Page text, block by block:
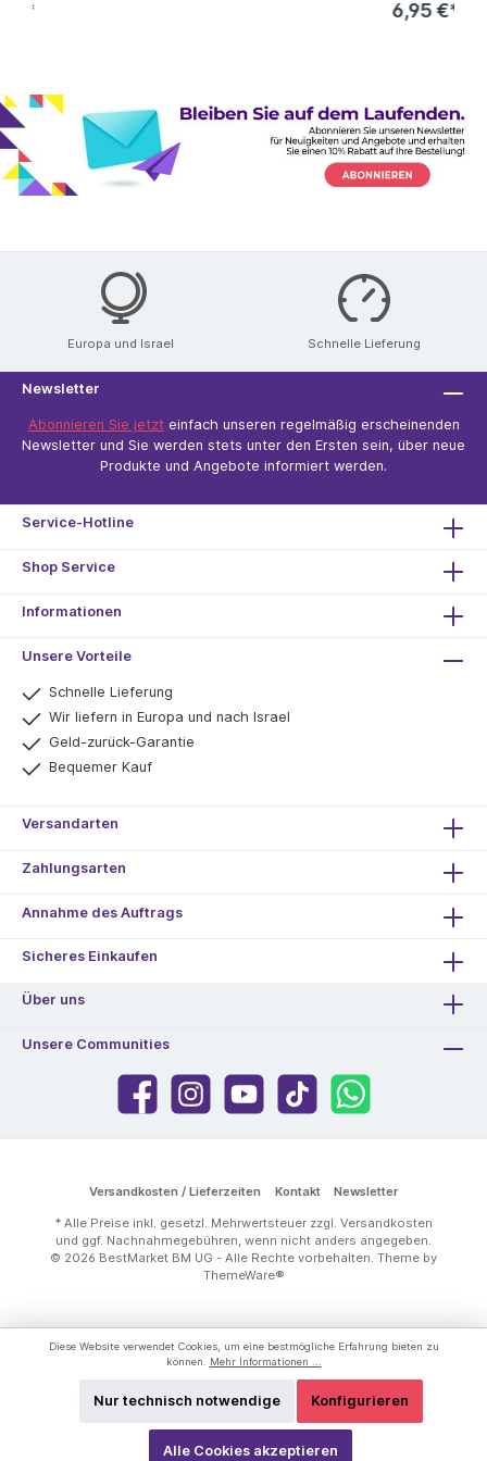
Europa und Israel Schnelle Lieferung
Newsletter
Abonnieren Sie jetzteinfach unseren regelmäßig erscheinenden
Newsletter und Sie werden stets unter den Ersten sein, über neue
Produkte und Angebote informiert werden.
Service-Hotline
Shop Service
Informationen
Unsere Vorteile
Schnelle Lieferung
Wir liefern in Europa und nach Israel
Geld-zurück-Garantie
Bequemer Kauf
Versandarten
Zahlungsarten
Annahme des Auftrags
Sicheres Einkaufen
Über uns
Unsere Communities
Versandkosten / Lieferzeiten Kontakt Newsletter
* Alle Preise inkl. gesetzl. Mehrwertsteuer zzgl. Versandkosten
und ggf. Nachnahmegebühren, wenn nicht anders angegeben.
© 2026 BestMarket BM UG - Alle Rechte vorbehalten. Theme by
ThemeWare®
Diese Website verwendet Cookies, um eine bestmögliche Erfahrung bieten zu
können.
Mehr Informationen ...
Nur technisch notwendige Konfigurieren
Alle Cookies akzeptieren